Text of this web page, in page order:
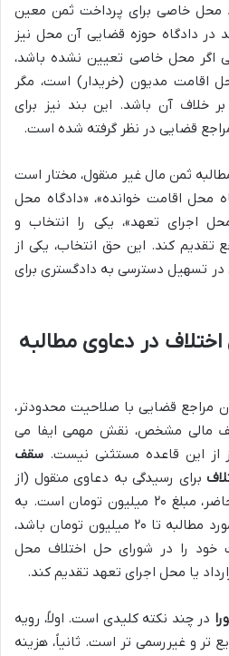
محل خاصی برای پرداخت ثمن معین
در دادگاه حوزه قضایی آن محل نیز
اگر محل خاصی تعیین نشده باشد،
اقامت مدیون (خریدار) است، مگر
خلاف آن باشد. این بند نیز برای
قضایی در نظر گرفته شده است.
ثمن مال غیر منقول، مختار است
محل اقامت خوانده»، «دادگاه محل
محل اجرای تعهد»، یکی را انتخاب و
تقدیم کند. این حق انتخاب، یکی از
تسهیل دسترسی به دادگستری برای
در دعاوی مطالبه
مراجع قضایی با صلاحیت محدودتر،
مالی مشخص، نقش مهمی ایفا می
از این قاعده مستثنی نیست. سقف
برای رسیدگی به دعاوی منقول (از
جمله مطالبه ثمن) در حال حاضر، مبلغ ۲۰ میلیون تومان است. به
این معنا که اگر میزان ثمن مورد مطالبه تا ۲۰ میلیون تومان باشد،
خود را در شورای حل اختلاف محل
یا محل اجرای تعهد تقدیم کند.
در چند نکته کلیدی است. اولاً، رویه
تر و غیررسمی تر است. ثانیاً، هزینه